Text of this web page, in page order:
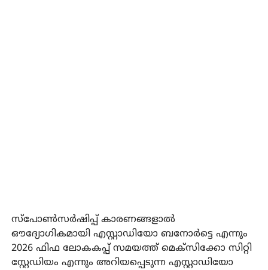
സ്‌പോണ്‍സര്‍ഷിപ്പ് കാരണങ്ങളാല്‍
ഔദ്യോഗികമായി എസ്റ്റാഡിയോ ബനോര്‍ട്ടെ എന്നും
2026 ഫിഫ ലോകകപ്പ് സമയത്ത് മെക്‌സിക്കോ സിറ്റി
സ്റ്റേഡിയം എന്നും അറിയപ്പെടുന്ന എസ്റ്റാഡിയോ